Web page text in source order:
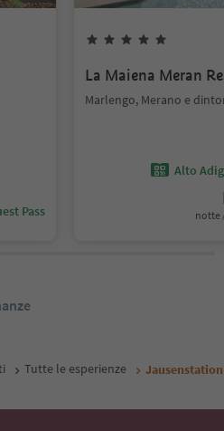
Pass
La Maiena Meran
Marlengo, Merano e
Alto
notte
Tutte le esperienze